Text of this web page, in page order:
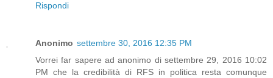
Rispondi
Anonimo settembre 30, 2016 12:35 PM
Vorrei far sapere ad anonimo di settembre 29, 2016 10:02
PM che la credibilità di RFS in politica resta comunque